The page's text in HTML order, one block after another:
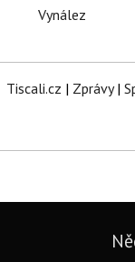
Vynález
Tiscali.cz | Zprávy|